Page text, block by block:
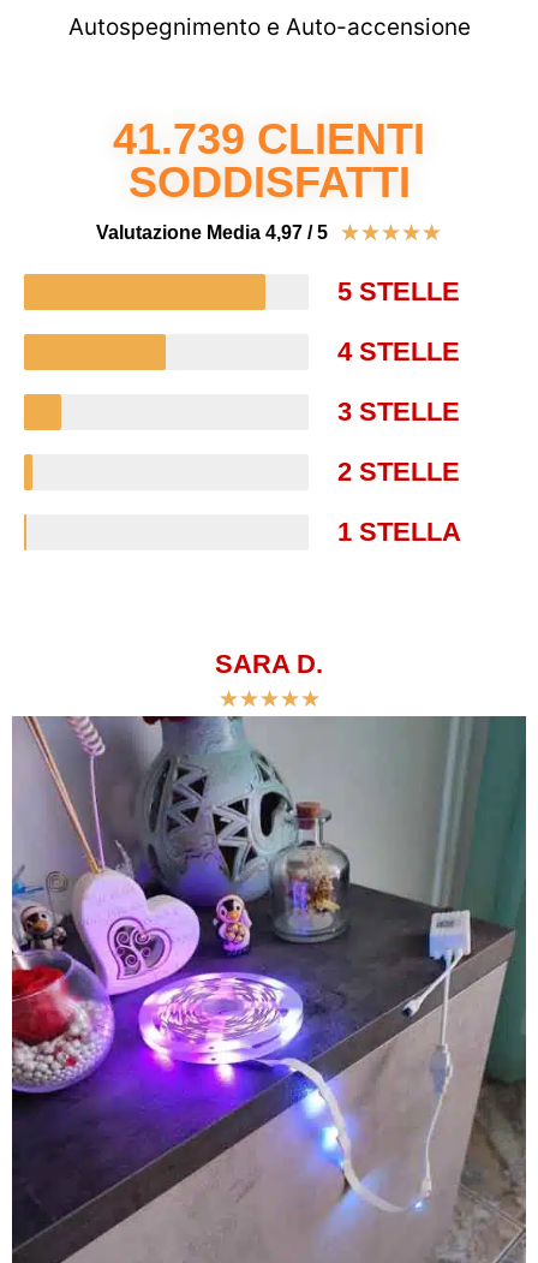
Autospegnimento e Auto-accensione
41.739 CLIENTI
SODDISFATTI
Valutazione Media 4,97 / 5 ★★★★★
5 STELLE
4 STELLE
3 STELLE
2 STELLE
1 STELLA
SARA D.
★★★★★